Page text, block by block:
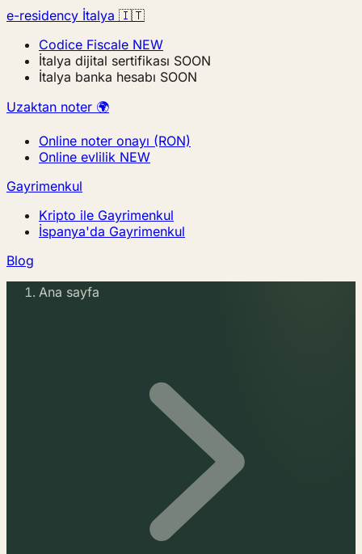
e-residency İtalya 🇮🇹
Codice Fiscale NEW
İtalya dijital sertifikası SOON
İtalya banka hesabı SOON
Uzaktan noter 🌍
Online noter onayı (RON)
Online evlilik NEW
Gayrimenkul
Kripto ile Gayrimenkul
İspanya'da Gayrimenkul
Blog
Ana sayfa